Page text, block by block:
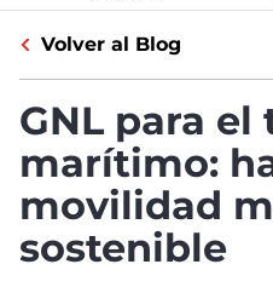
Volver al Blog
GNL para
marítimo:
movilidad
sostenible